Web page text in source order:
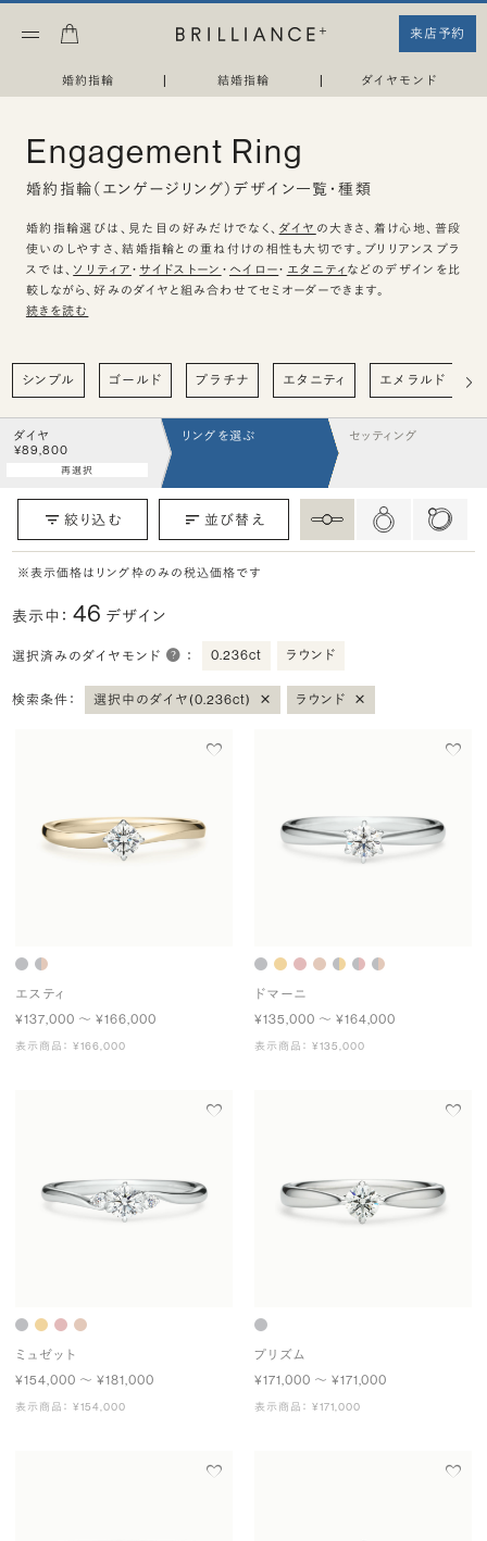
来店予約
婚約指輪 | 結婚指輪 | ダイヤモンド
Engagement Ring
婚約指輪（エンゲージリング）デザイン一覧・種類
婚約指輪選びは、見た目の好みだけでなく、 ダイヤ の大きさ、着け心地、普段
使いのしやすさ、結婚指輪との重ね付けの相性も大切です。ブリリアンスプラ
スでは、 ソリティア ・ サイドストーン ・ ヘイロー・ エタニティ などのデザインを比
較しながら、好みのダイヤと組み合わせてセミオーダーできます。
続きを読む
シンプル ゴールド プラチナ エタニティ エメラルド
ダイヤ
¥89,800
再選択
リングを選ぶ セッティング
絞り込む 並び替え
※表示価格はリング枠のみの税込価格です
表示中：46 デザイン
選択済みのダイヤモンド ： 0.236ct ラウンド
検索条件： 選択中のダイヤ(0.236ct) × ラウンド ×
エスティ
¥137,000 〜 ¥166,000
表示商品： ¥166,000
ドマーニ
¥135,000 〜 ¥164,000
表示商品： ¥135,000
ミュゼット
¥154,000 〜 ¥181,000
表示商品： ¥154,000
プリズム
¥171,000 〜 ¥171,000
表示商品： ¥171,000